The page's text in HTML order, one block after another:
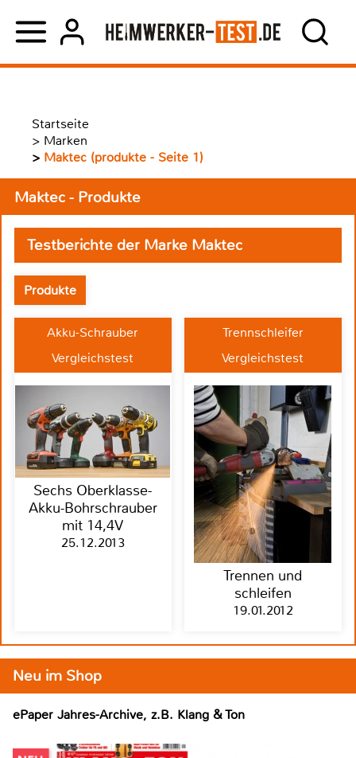
Startseite
> Marken
> Maktec (produkte - Seite 1)
Maktec - Produkte
Testberichte der Marke Maktec
Produkte
Akku-Schrauber
Vergleichstest
Sechs Oberklasse-
Akku-Bohrschrauber
mit 14,4V
25.12.2013
Trennschleifer
Vergleichstest
Trennen und
schleifen
19.01.2012
Neu im Shop
ePaper Jahres-Archive, z.B. Klang & Ton